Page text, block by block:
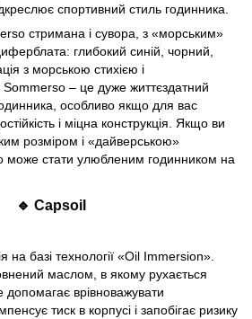
спортивний стиль годинника.
стримана і сувора, з «морським»
глибокий синій, чорний,
з морською стихією і
– це дуже життєздатний
особливо якщо для вас
і міцна конструкція. Якщо ви
розміром і «дайверською»
може стати улюбленим годинником на
🔹 Capsoil
на базі технології «Oil Immersion».
маслом, в якому рухається
допомагає врівноважувати
тиск в корпусі і запобігає ризику